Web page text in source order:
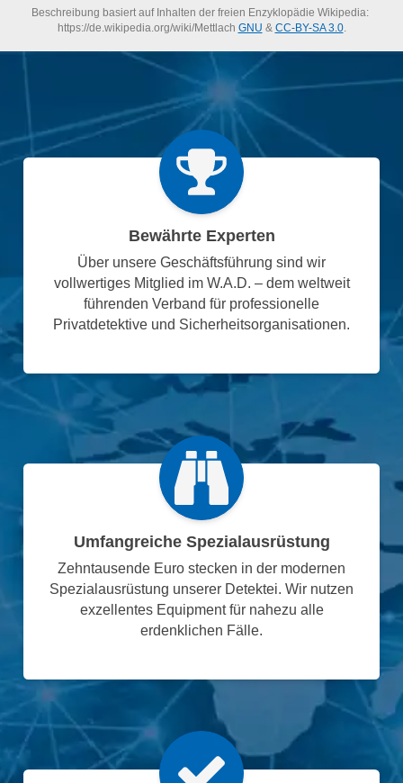
Beschreibung basiert auf Inhalten der freien Enzyklopädie Wikipedia:
https://de.wikipedia.org/wiki/Mettlach GNU & CC-BY-SA 3.0.
Bewährte Experten
Über unsere Geschäftsführung sind wir
vollwertiges Mitglied im W.A.D. – dem weltweit
führenden Verband für professionelle
Privatdetektive und Sicherheitsorganisationen.
Umfangreiche Spezialausrüstung
Zehntausende Euro stecken in der modernen
Spezialausrüstung unserer Detektei. Wir nutzen
exzellentes Equipment für nahezu alle
erdenklichen Fälle.